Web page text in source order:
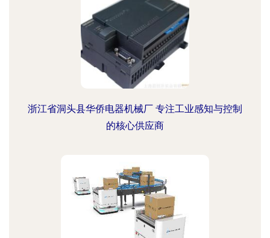
浙江省洞头县华侨电器机械厂 专注工业感知与控制
的核心供应商